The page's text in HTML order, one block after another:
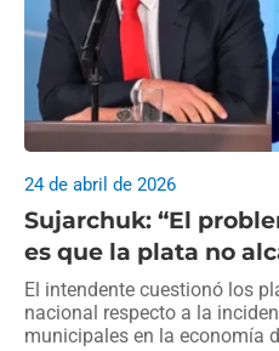
Sujarchuk: “El
es que la plata no
24 de abril de 2026
El intendente cuestionó los
nacional respecto a la
municipales en la economía